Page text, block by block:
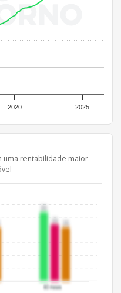
2020 2025
uma rentabilidade maior